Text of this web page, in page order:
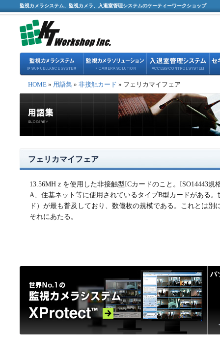
監視カメラシステム、監視カメラ、入退室管理システムのケーティーワークショップ
HOME » 用語集 » 非接触カード » フェリカマイフェア
フェリカマイフェア
13.56MHｚを使用した非接触型ICカードのこと。ISO14443
A、住基ネット等に使用されているタイプB型カードがある
ド）が最も普及しており、数億枚の規模である。これとは別
それにあたる。